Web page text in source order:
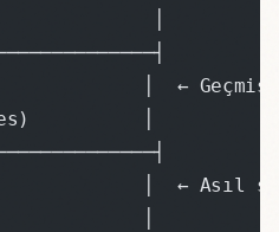
│
│  ← Geçmiş
│
│  ← Asıl
│